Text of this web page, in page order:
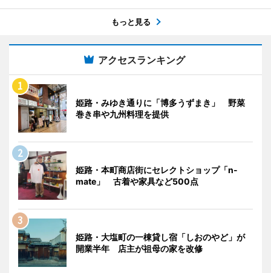
もっと見る
アクセスランキング
姫路・みゆき通りに「博多うずまき」 野菜
巻き串や九州料理を提供
姫路・本町商店街にセレクトショップ「n-
mate」 古着や家具など500点
姫路・大塩町の一棟貸し宿「しおのやど」が
開業半年 店主が祖母の家を改修